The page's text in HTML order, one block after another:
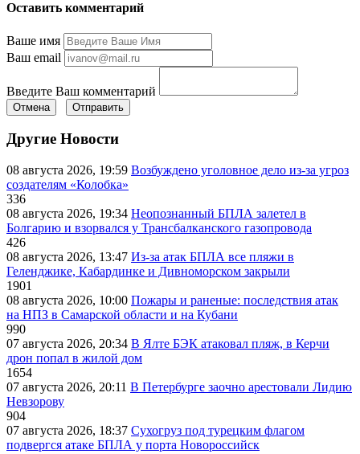
Оставить комментарий
Ваше имя
Ваш email
Введите Ваш комментарий
Отмена Отправить
Другие Новости
08 августа 2026, 19:59 Возбуждено уголовное дело из-за угроз
создателям «Колобка»
336
08 августа 2026, 19:34 Неопознанный БПЛА залетел в
Болгарию и взорвался у Трансбалканского газопровода
426
08 августа 2026, 13:47 Из-за атак БПЛА все пляжи в
Геленджике, Кабардинке и Дивноморском закрыли
1901
08 августа 2026, 10:00 Пожары и раненые: последствия атак
на НПЗ в Самарской области и на Кубани
990
07 августа 2026, 20:34 В Ялте БЭК атаковал пляж, в Керчи
дрон попал в жилой дом
1654
07 августа 2026, 20:11 В Петербурге заочно арестовали Лидию
Невзорову
904
07 августа 2026, 18:37 Сухогруз под турецким флагом
подвергся атаке БПЛА у порта Новороссийск